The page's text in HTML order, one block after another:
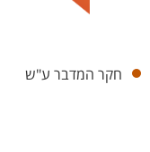
חקר המדבר ע"ש